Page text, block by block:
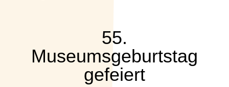
55.
Museumsgeburtstag
gefeiert